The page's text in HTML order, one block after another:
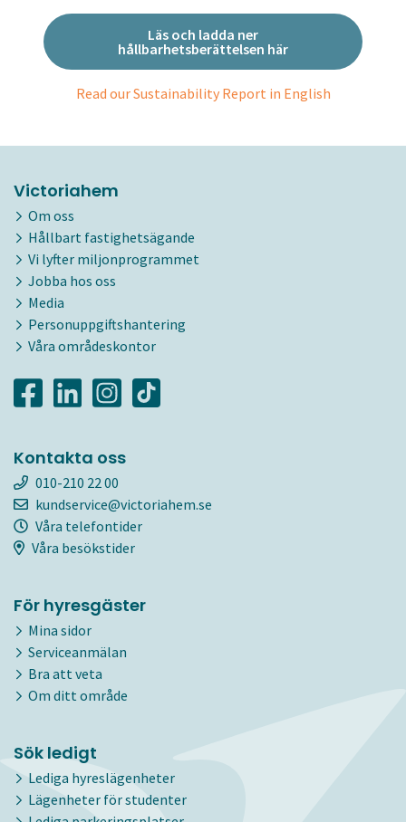
Läs och ladda ner
hållbarhetsberättelsen här
Read our Sustainability Report in English
Victoriahem
Om oss
Hållbart fastighetsägande
Vi lyfter miljonprogrammet
Jobba hos oss
Media
Personuppgiftshantering
Våra områdeskontor
Kontakta oss
010-210 22 00
kundservice@victoriahem.se
Våra telefontider
Våra besökstider
För hyresgäster
Mina sidor
Serviceanmälan
Bra att veta
Om ditt område
Sök ledigt
Lediga hyreslägenheter
Lägenheter för studenter